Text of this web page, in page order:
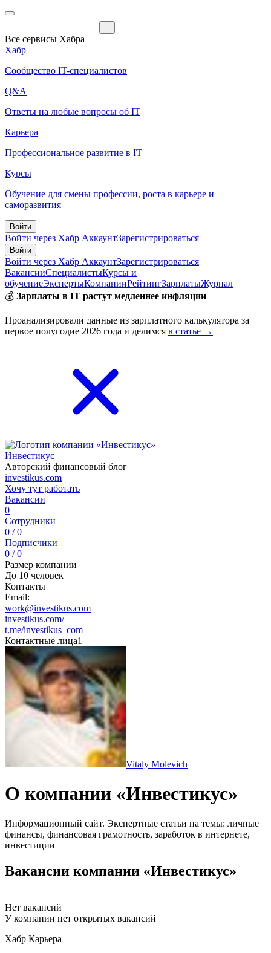
Все сервисы Хабра
Хабр
Сообщество IT-специалистов
Q&A
Ответы на любые вопросы об IT
Карьера
Профессиональное развитие в IT
Курсы
Обучение для смены профессии, роста в карьере и
саморазвития
Войти
Войти через Хабр АккаунтЗарегистрироваться
Войти
Войти через Хабр АккаунтЗарегистрироваться
ВакансииСпециалистыКурсы и
обучениеЭкспертыКомпанииРейтингЗарплатыЖурнал
💰 Зарплаты в IT растут медленнее инфляции
Проанализировали данные из зарплатного калькулятора за
первое полугодие 2026 года и делимся в статье →
Инвестикус
Авторский финансовый блог
investikus.com
Хочу тут работать
Вакансии
0
Сотрудники
0 / 0
Подписчики
0 / 0
Размер компании
До 10 человек
Контакты
Email:
work@investikus.com
investikus.com/
t.me/investikus_com
Контактные лица1
Vitaly Molevich
О компании «Инвестикус»
Информационный сайт. Экспертные статьи на темы: личные
финансы, финансовая грамотность, заработок в интернете,
инвестиции
Вакансии компании «Инвестикус»
Нет вакансий
У компании нет открытых вакансий
Хабр Карьера